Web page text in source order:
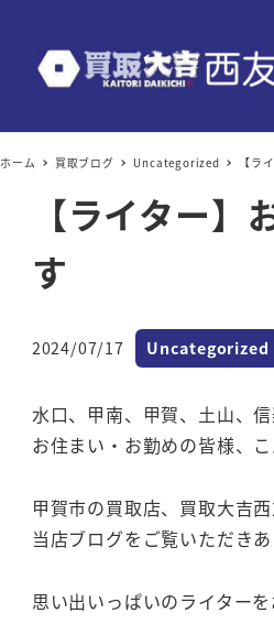
ホーム 買取ブログ Uncategorized 【ラ
【ライター
す
投稿日
2024/07/17 カテゴリー
Uncategorized
水口、甲南、甲賀、土山、
お住まい・お勤めの皆様、
甲賀市の買取店、買取大吉西
当店ブログをご覧いただきあ
思い出いっぱいのライター